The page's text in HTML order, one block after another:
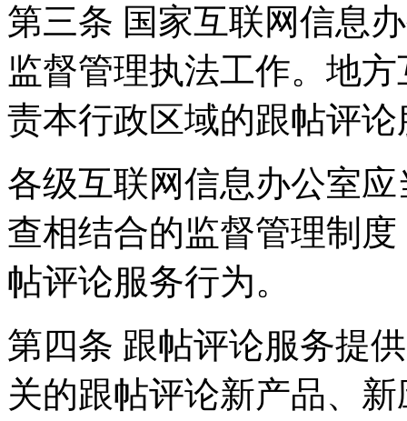
第三条 国家互联网信息
监督管理执法工作。地
责本行政区域的跟帖评
各级互联网信息办公室
查相结合的监督管理制
帖评论服务行为。
第四条 跟帖评论服务提
关的跟帖评论新产品、